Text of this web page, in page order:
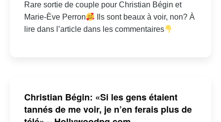
Rare sortie de couple pour Christian Bégin et
Marie-Ève Perron
Ils sont beaux à voir, non? À
lire dans l’article dans les commentaires
Christian Bégin: «Si les gens étaient
tannés de me voir, je n’en ferais plus de